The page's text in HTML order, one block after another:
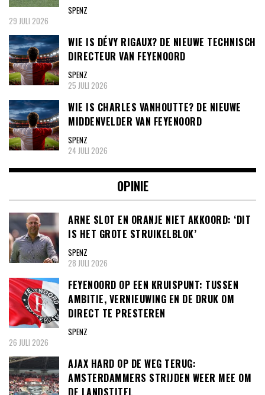
SPENZ
29 JULI 2026
WIE IS DÉVY RIGAUX? DE NIEUWE TECHNISCH
DIRECTEUR VAN FEYENOORD
SPENZ
25 JULI 2026
WIE IS CHARLES VANHOUTTE? DE NIEUWE
MIDDENVELDER VAN FEYENOORD
SPENZ
24 JULI 2026
OPINIE
ARNE SLOT EN ORANJE NIET AKKOORD: ‘DIT
IS HET GROTE STRUIKELBLOK’
SPENZ
28 JULI 2026
FEYENOORD OP EEN KRUISPUNT: TUSSEN
AMBITIE, VERNIEUWING EN DE DRUK OM
DIRECT TE PRESTEREN
SPENZ
26 JULI 2026
AJAX HARD OP DE WEG TERUG:
AMSTERDAMMERS STRIJDEN WEER MEE OM
DE LANDSTITEL